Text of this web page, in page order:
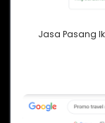
Jasa Pasang